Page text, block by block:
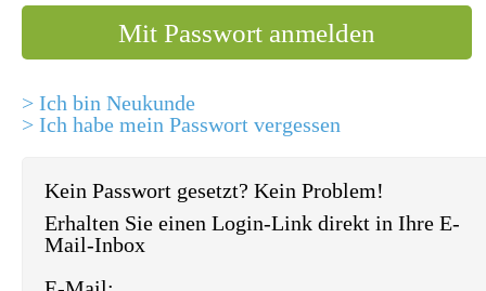
> Ich bin Neukunde
> Ich habe mein Passwort vergessen
Kein Passwort gesetzt? Kein Problem!
Erhalten Sie einen Login-Link direkt in Ihre E-
Mail-Inbox